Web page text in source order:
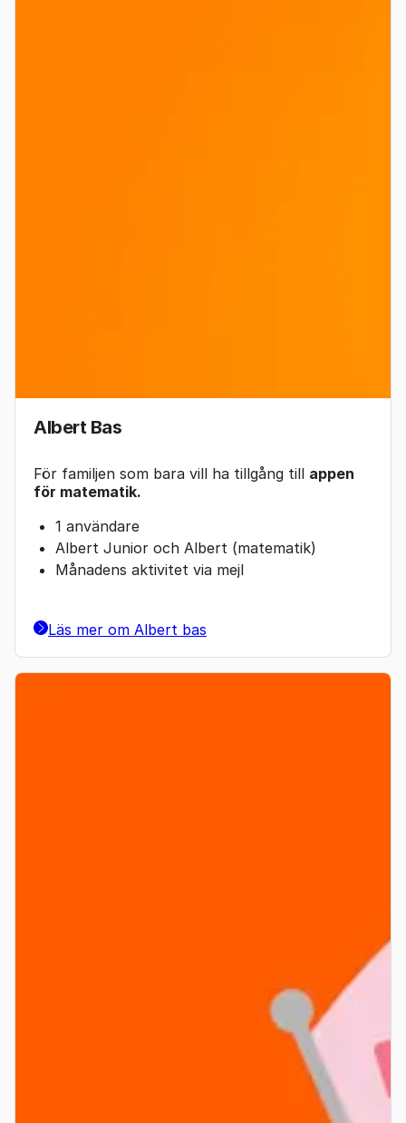
Albert Bas
För familjen som bara vill ha tillgång till appen
för matematik.
1 användare
Albert Junior och Albert (matematik)
Månadens aktivitet via mejl
Läs mer om Albert bas